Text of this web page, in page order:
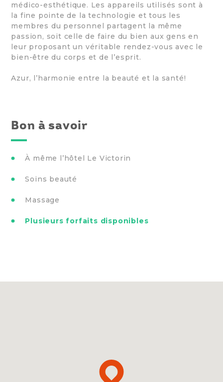
médico-esthétique. Les appareils utilisés sont à
la fine pointe de la technologie et tous les
membres du personnel partagent la même
passion, soit celle de faire du bien aux gens en
leur proposant un véritable rendez-vous avec le
bien-être du corps et de l’esprit.
Azur, l’harmonie entre la beauté et la santé!
Bon à savoir
À même l’hôtel Le Victorin
Soins beauté
Massage
Plusieurs forfaits disponibles